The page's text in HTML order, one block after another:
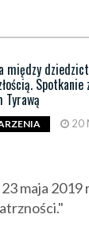
między
Tyrawą
20
maja 2019